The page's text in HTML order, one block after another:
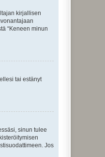
kirjallisen
“Keneen minun
tai estänyt
sinun tulee
Jos